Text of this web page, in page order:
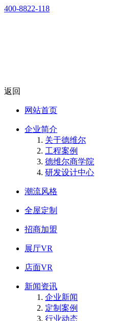
400-8822-118
返回
网站首页
企业简介
关于德维尔
工程案例
德维尔商学院
研发设计中心
潮流风格
全屋定制
招商加盟
展厅VR
店面VR
新闻资讯
企业新闻
定制案例
行业动态